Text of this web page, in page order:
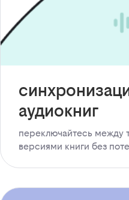
аудиокниг
переключайтесь между
версиями книги без